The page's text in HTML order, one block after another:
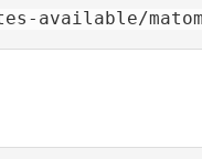
available/